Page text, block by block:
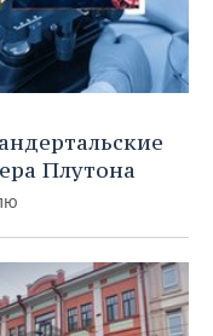
Плутона